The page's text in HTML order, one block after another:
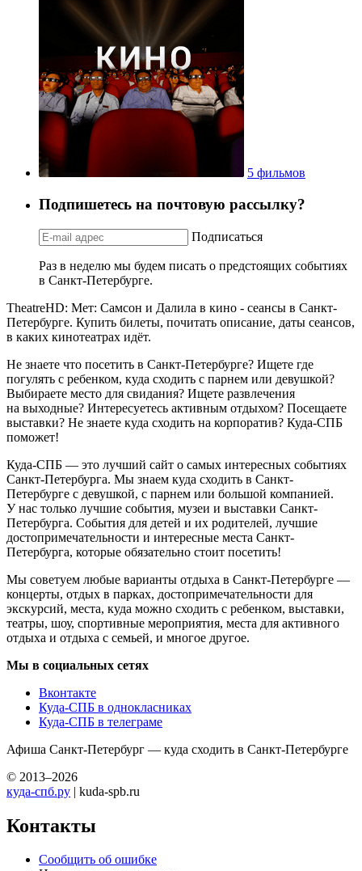
5 фильмов
Подпишетесь на почтовую рассылку?
Подписаться
Раз в неделю мы будем писать о предстоящих событиях
в Санкт-Петербурге.
TheatreHD: Мет: Самсон и Далила в кино - сеансы в Санкт-
Петербурге. Купить билеты, почитать описание, даты сеансов,
в каких кинотеатрах идёт.
Не знаете что посетить в Санкт-Петербурге? Ищете где
погулять с ребенком, куда сходить с парнем или девушкой?
Выбираете место для свидания? Ищете развлечения
на выходные? Интересуетесь активным отдыхом? Посещаете
выставки? Не знаете куда сходить на корпоратив? Куда-СПБ
поможет!
Куда-СПБ — это лучший сайт о самых интересных событиях
Санкт-Петербурга. Мы знаем куда сходить в Санкт-
Петербурге с девушкой, с парнем или большой компанией.
У нас только лучшие события, музеи и выставки Санкт-
Петербурга. События для детей и их родителей, лучшие
достопримечательности и интересные места Санкт-
Петербурга, которые обязательно стоит посетить!
Мы советуем любые варианты отдыха в Санкт-Петербурге —
концерты, отдых в парках, достопримечательности для
экскурсий, места, куда можно сходить с ребенком, выставки,
театры, шоу, спортивные мероприятия, места для активного
отдыха и отдыха с семьей, и многое другое.
Мы в социальных сетях
Вконтакте
Куда-СПБ в однокласниках
Куда-СПБ в телеграме
Афиша Санкт-Петербург — куда сходить в Санкт-Петербурге
© 2013–2026
куда-спб.ру | kuda-spb.ru
Контакты
Сообщить об ошибке